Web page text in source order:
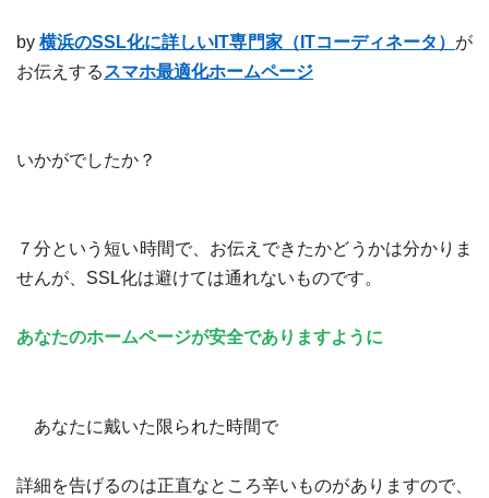
by横浜のSSL化に詳しい IT専門家（ ITコーディネータ） が
お伝えする スマホ最適化ホームページ
いかがでしたか？
７分という短い時間で、お伝えできたかどうかは分かりま
せんが、 SSL化は避けては通れないものです。
あなたのホームページが安全でありますように
あなたに戴いた限られた時間で
詳細を告げるのは正直なところ辛いものがありますので、